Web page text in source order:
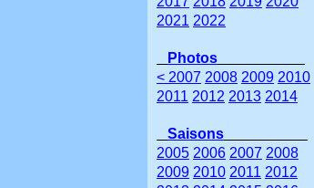
2021 2022
Photos
< 2007 2008 2009 2010
2011 2012 2013 2014
Saisons
2005 2006 2007 2008
2009 2010 2011 2012